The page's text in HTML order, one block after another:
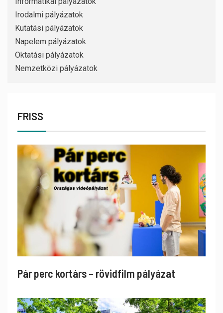
Irodalmi pályázatok
Kutatási pályázatok
Napelem pályázatok
Oktatási pályázatok
Nemzetközi pályázatok
FRISS
Pár perc kortárs – rövidfilm pályázat